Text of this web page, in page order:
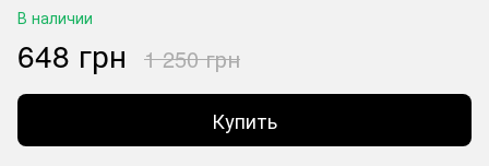
В наличии
648 грн 1 250 грн
Купить